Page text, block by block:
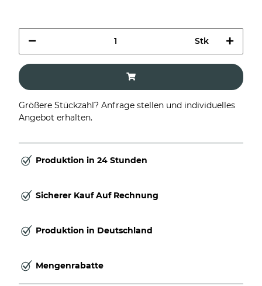
Stk
Größere Stückzahl? Anfrage stellen und individuelles
Angebot erhalten.
Produktion in 24 Stunden
Sicherer Kauf Auf Rechnung
Produktion in Deutschland
Mengenrabatte